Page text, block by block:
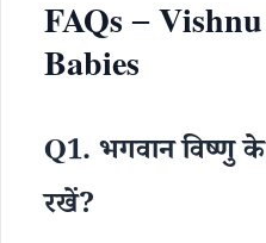
FAQs –
Babies
Q1. भगवान विष्णु
रखें?